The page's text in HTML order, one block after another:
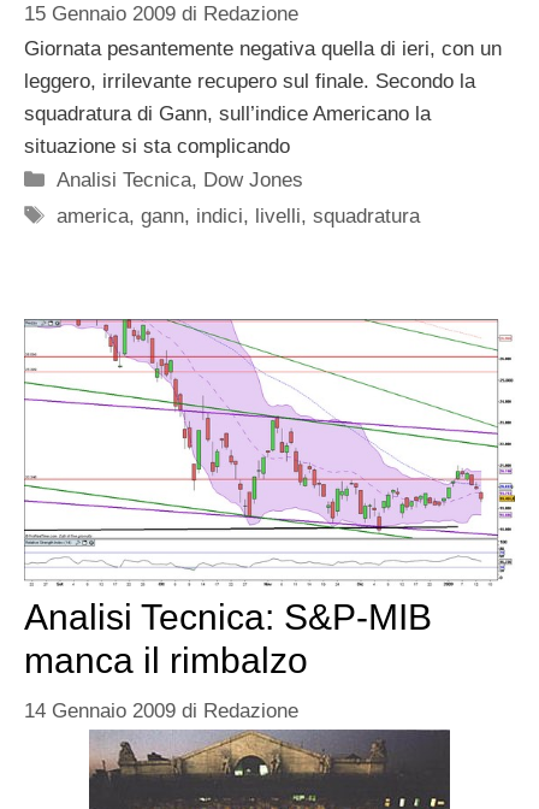
15 Gennaio 2009 di Redazione
Giornata pesantemente negativa quella di ieri, con un
leggero, irrilevante recupero sul finale. Secondo la
squadratura di Gann, sull’indice Americano la
situazione si sta complicando
Categorie
Analisi Tecnica, Dow Jones
Tag
america,gann, indici, livelli,squadratura
Analisi Tecnica: S&P-MIB
manca il rimbalzo
14 Gennaio 2009 di Redazione